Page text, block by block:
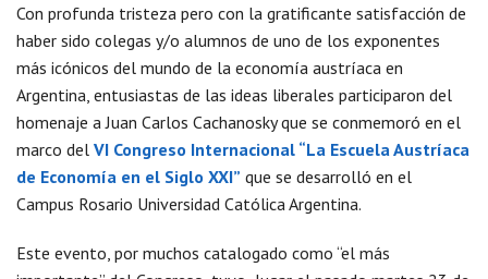
Con profunda tristeza pero con la gratificante satisfacción de
haber sido colegas y/o alumnos de uno de los exponentes
más icónicos del mundo de la economía austríaca en
Argentina, entusiastas de las ideas liberales participaron del
homenaje a Juan Carlos Cachanosky que se conmemoró en el
marco del VI Congreso Internacional “La Escuela Austríaca
de Economía en el Siglo XXI” que se desarrolló en el
Campus Rosario Universidad Católica Argentina.
Este evento, por muchos catalogado como “el más